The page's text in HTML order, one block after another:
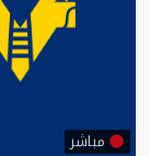
مباشر